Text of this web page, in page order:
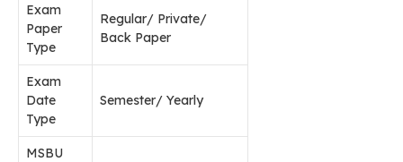
Exam
Paper
Type
Regular/ Private/
Back Paper
Exam
Date
Type
Semester/ Yearly
MSBU